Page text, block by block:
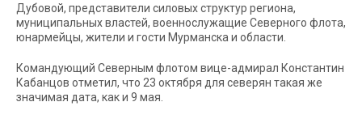
Дубовой, представители силовых структур региона,
муниципальных властей, военнослужащие Северного флота,
юнармейцы, жители и гости Мурманска и области.
Командующий Северным флотом вице-адмирал Константин
Кабанцов отметил, что 23 октября для северян такая же
значимая дата, как и 9 мая.